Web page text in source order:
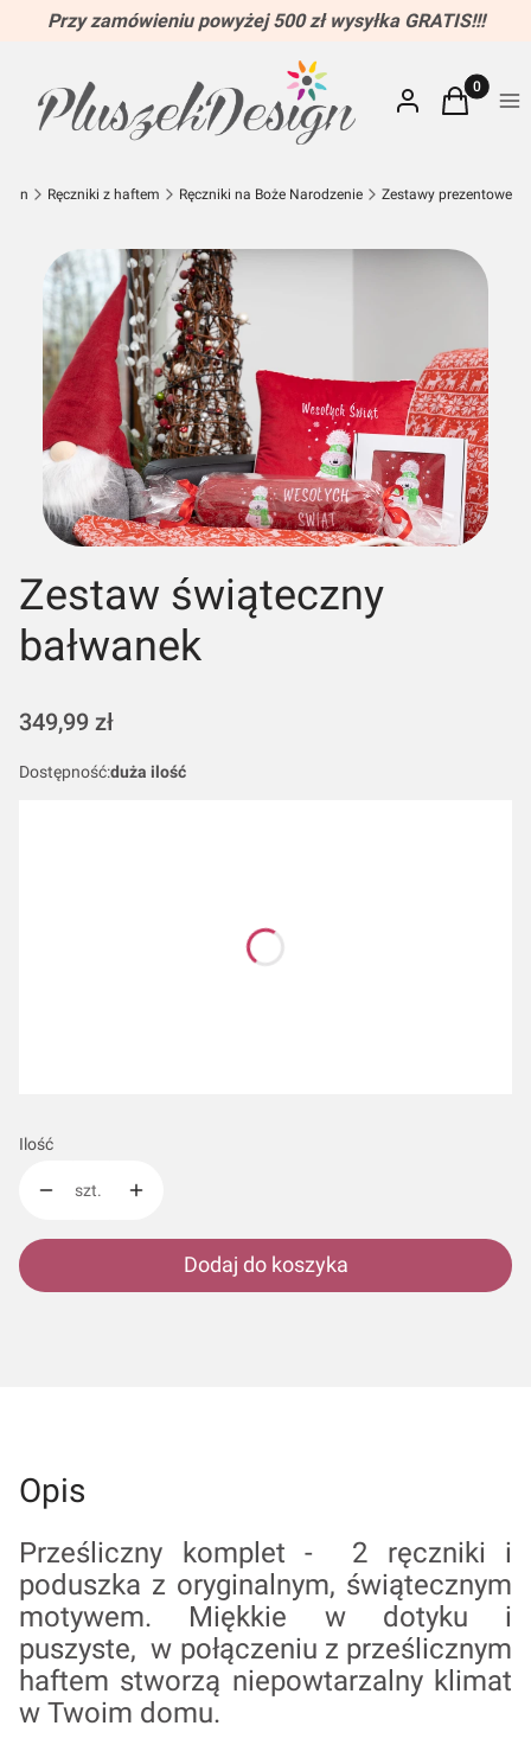
Przy zamówieniu powyżej 500 zł wysyłka GRATIS!!!
Zaloguj sięProdukty
Koszyk
Ręczniki z haftem Ręczniki na Boże Narodzenie Zestawy prezentowe
Zestaw świąteczny
bałwanek
Cena
349,99 zł
Dostępność:duża ilość
Ilość
szt.
Dodaj do koszyka
Opis
Prześliczny komplet - 2 ręczniki i
poduszka z oryginalnym, świątecznym
motywem. Miękkie w dotyku i
puszyste, w połączeniu z prześlicznym
haftem stworzą niepowtarzalny klimat
w Twoim domu.